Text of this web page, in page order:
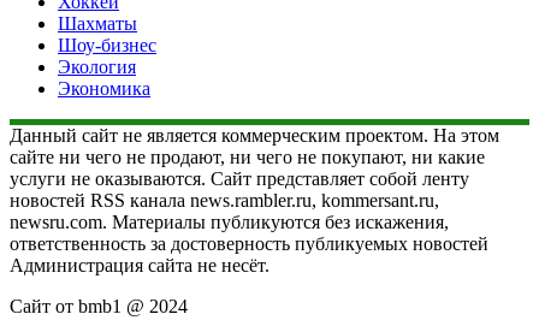
Шахматы
Шоу-бизнес
Экология
Экономика
Данный сайт не является коммерческим проектом. На этом
сайте ни чего не продают, ни чего не покупают, ни какие
услуги не оказываются. Сайт представляет собой ленту
новостей RSS канала news.rambler.ru, kommersant.ru,
newsru.com. Материалы публикуются без искажения,
ответственность за достоверность публикуемых новостей
Администрация сайта не несёт.
Сайт от bmb1 @ 2024